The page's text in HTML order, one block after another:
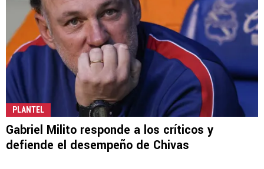
PLANTEL
Gabriel Milito responde a los críticos y
defiende el desempeño de Chivas